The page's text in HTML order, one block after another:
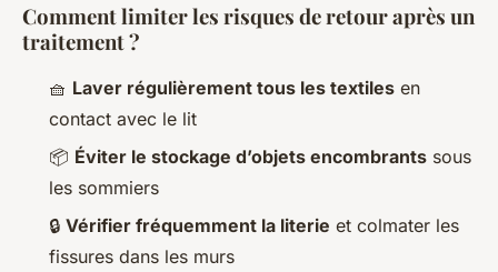
Comment limiter les risques de retour après un
traitement ?
🧺 Laver régulièrement tous les textiles en
contact avec le lit
📦 Éviter le stockage d’objets encombrants sous
les sommiers
🔒 Vérifier fréquemment la literie et colmater les
fissures dans les murs